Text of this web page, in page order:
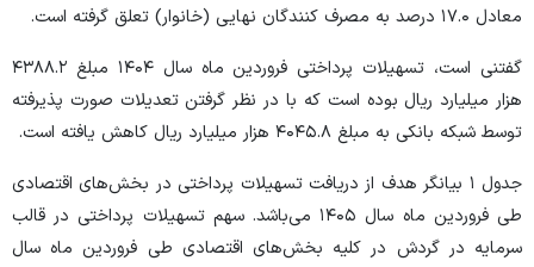
معادل ۱۷.۰ درصد به مصرف کنندگان نهایی (خانوار) تعلق گرفته است.
گفتنی است، تسهیلات پرداختی فروردین ماه سال ۱۴۰۴ مبلغ ۴۳۸۸.۲
هزار میلیارد ریال بوده است که با در نظر گرفتن تعدیلات صورت پذیرفته
توسط شبکه بانکی به مبلغ ۴۰۴۵.۸ هزار میلیارد ریال کاهش یافته است.
جدول ۱ بیانگر هدف از دریافت تسهیلات پرداختی در بخش‌های اقتصادی
طی فروردین ماه سال ۱۴۰۵ می‌باشد. سهم تسهیلات پرداختی در قالب
سرمایه در گردش در کلیه بخش‌های اقتصادی طی فروردین ماه سال